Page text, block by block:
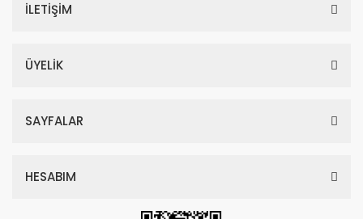
İLETİŞİM
ÜYELİK
SAYFALAR
HESABIM